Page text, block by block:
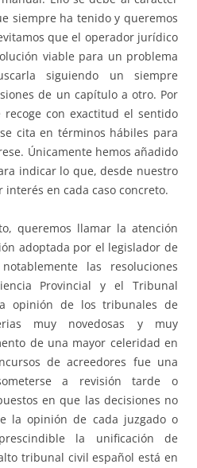
siempre ha tenido y queremos
que el operador jurídico
viable para un problema
siguiendo un siempre
de un capítulo a otro. Por
con exactitud el sentido
cita en términos hábiles para
Únicamente hemos añadido
indicar lo que, desde nuestro
en cada caso concreto.
queremos llamar la atención
adoptada por el legislador de
las resoluciones
Provincial y el Tribunal
opinión de los tribunales de
muy novedosas y muy
de una mayor celeridad en
de acreedores fue una
a revisión tarde o
en que las decisiones no
la opinión de cada juzgado o
la unificación de
tribunal civil español está en